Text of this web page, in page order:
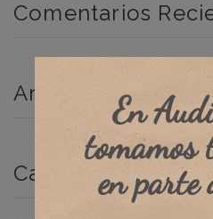
Comentarios
Archivos
Categorías
En
tomamos
en parte